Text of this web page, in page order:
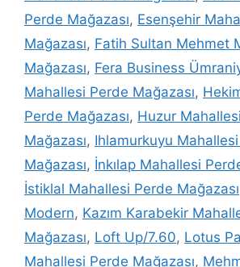
Perde Mağazası, Esenşehir
Mağazası, Fatih Sultan Mehmet
Mağazası, Fera Business
Mahallesi Perde Mağazası,
Perde Mağazası, Huzur
Mağazası, Ihlamurkuyu
Mağazası, İnkılap Mahallesi
İstiklal Mahallesi Perde Mağazası
Modern, Kazım Karabekir
Mağazası, Loft Up/7.60, Lotus
Mahallesi Perde Mağazası,